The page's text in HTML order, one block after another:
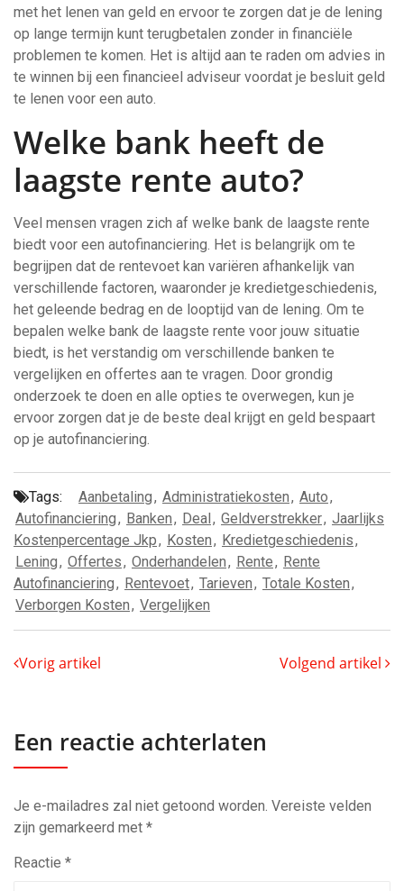
met het lenen van geld en ervoor te zorgen dat je de lening
op lange termijn kunt terugbetalen zonder in financiële
problemen te komen. Het is altijd aan te raden om advies in
te winnen bij een financieel adviseur voordat je besluit geld
te lenen voor een auto.
Welke bank heeft de
laagste rente auto?
Veel mensen vragen zich af welke bank de laagste rente
biedt voor een autofinanciering. Het is belangrijk om te
begrijpen dat de rentevoet kan variëren afhankelijk van
verschillende factoren, waaronder je kredietgeschiedenis,
het geleende bedrag en de looptijd van de lening. Om te
bepalen welke bank de laagste rente voor jouw situatie
biedt, is het verstandig om verschillende banken te
vergelijken en offertes aan te vragen. Door grondig
onderzoek te doen en alle opties te overwegen, kun je
ervoor zorgen dat je de beste deal krijgt en geld bespaart
op je autofinanciering.
Tags: Aanbetaling, Administratiekosten, Auto,
Autofinanciering, Banken, Deal, Geldverstrekker, Jaarlijks
Kostenpercentage Jkp, Kosten, Kredietgeschiedenis,
Lening, Offertes, Onderhandelen, Rente, Rente
Autofinanciering, Rentevoet, Tarieven, Totale Kosten,
Verborgen Kosten, Vergelijken
Vorig artikel Volgend artikel
Een reactie achterlaten
Je e-mailadres zal niet getoond worden. Vereiste velden
zijn gemarkeerd met *
Reactie *